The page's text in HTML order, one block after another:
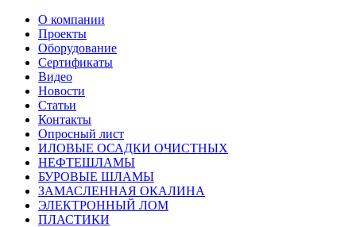
О компании
Проекты
Оборудование
Сертификаты
Видео
Новости
Статьи
Контакты
Опросный лист
ИЛОВЫЕ ОСАДКИ ОЧИСТНЫХ
НЕФТЕШЛАМЫ
БУРОВЫЕ ШЛАМЫ
ЗАМАСЛЕННАЯ ОКАЛИНА
ЭЛЕКТРОННЫЙ ЛОМ
ПЛАСТИКИ